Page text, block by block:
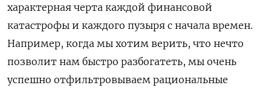
характерная черта каждой финансовой
катастрофы и каждого пузыря с начала времен.
Например, когда мы хотим верить, что нечто
позволит нам быстро разбогатеть, мы очень
успешно отфильтровываем рациональные